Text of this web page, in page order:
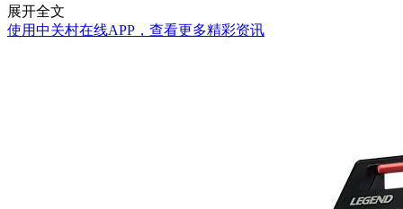
展开全文
使用中关村在线APP，查看更多精彩资讯